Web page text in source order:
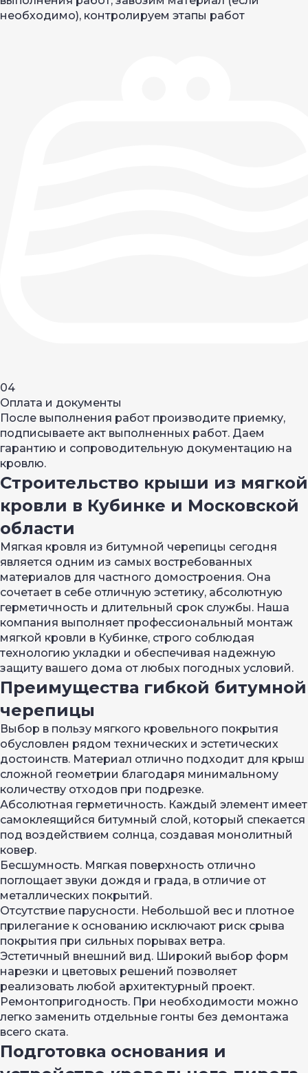
необходимо), контролируем этапы работ
04
Оплата и документы
После выполнения работ производите приемку,
подписываете акт выполненных работ. Даем
гарантию и сопроводительную документацию на
кровлю.
Строительство крыши из мягкой
кровли в Кубинке и Московской
области
Мягкая кровля из битумной черепицы сегодня
является одним из самых востребованных
материалов для частного домостроения. Она
сочетает в себе отличную эстетику, абсолютную
герметичность и длительный срок службы. Наша
компания выполняет профессиональный монтаж
мягкой кровли в Кубинке, строго соблюдая
технологию укладки и обеспечивая надежную
защиту вашего дома от любых погодных условий.
Преимущества гибкой битумной
черепицы
Выбор в пользу мягкого кровельного покрытия
обусловлен рядом технических и эстетических
достоинств. Материал отлично подходит для крыш
сложной геометрии благодаря минимальному
количеству отходов при подрезке.
Абсолютная герметичность. Каждый элемент имеет
самоклеящийся битумный слой, который спекается
под воздействием солнца, создавая монолитный
ковер.
Бесшумность. Мягкая поверхность отлично
поглощает звуки дождя и града, в отличие от
металлических покрытий.
Отсутствие парусности. Небольшой вес и плотное
прилегание к основанию исключают риск срыва
покрытия при сильных порывах ветра.
Эстетичный внешний вид. Широкий выбор форм
нарезки и цветовых решений позволяет
реализовать любой архитектурный проект.
Ремонтопригодность. При необходимости можно
легко заменить отдельные гонты без демонтажа
всего ската.
Подготовка основания и